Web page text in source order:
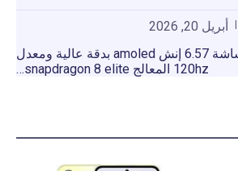
أبريل 20, 2026
العنصر التفاصيل الشاشة 6.57 إنش amoled بدقة عالية ومعدل
120hz المعالج snapdragon 8 elite…